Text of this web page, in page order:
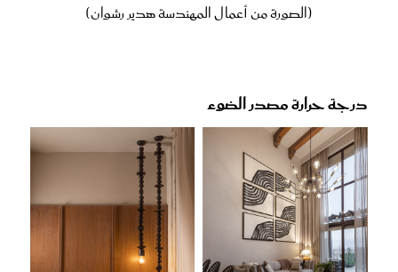
(الصورة من أعمال المهندسة هدير رشوان)
درجة حرارة مصدر الضوء